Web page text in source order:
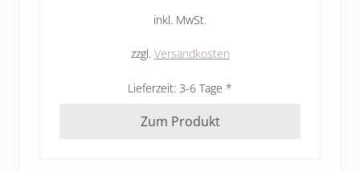
inkl. MwSt.
zzgl. Versandkosten
Lieferzeit: 3-6 Tage
Zum Produkt